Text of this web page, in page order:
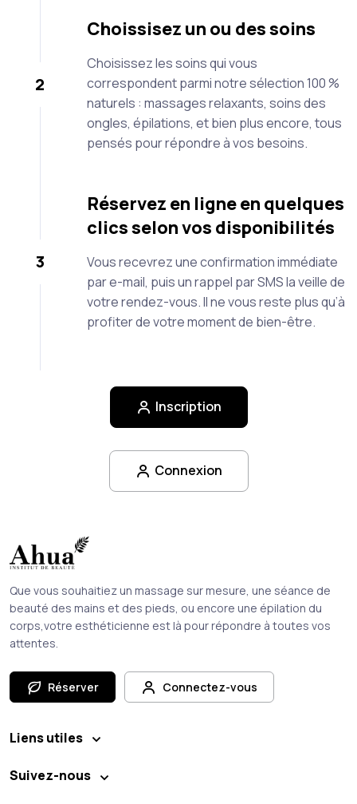
2
Choissisez un ou des soins
Choisissez les soins qui vous
correspondent parmi notre sélection 100 %
naturels : massages relaxants, soins des
ongles, épilations, et bien plus encore, tous
pensés pour répondre à vos besoins.
3
Réservez en ligne en quelques
clics selon vos disponibilités
Vous recevrez une confirmation immédiate
par e-mail, puis un rappel par SMS la veille de
votre rendez-vous. Il ne vous reste plus qu’à
profiter de votre moment de bien-être.
Inscription
Connexion
Que vous souhaitiez un massage sur mesure, une séance de
beauté des mains et des pieds, ou encore une épilation du
corps,votre esthéticienne est là pour répondre à toutes vos
attentes.
Réserver Connectez-vous
Liens utiles
Suivez-nous